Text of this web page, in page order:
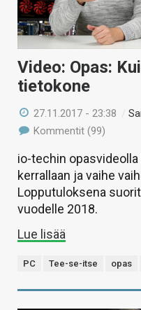
Video: Opas:
tietokone
27.11.2017 - 23:38 /
Kommentit (99)
io-techin
kerrallaan ja vaihe
Lopputuloksena
vuodelle 2018.
Lue lisää
PC Tee-se-itse opas